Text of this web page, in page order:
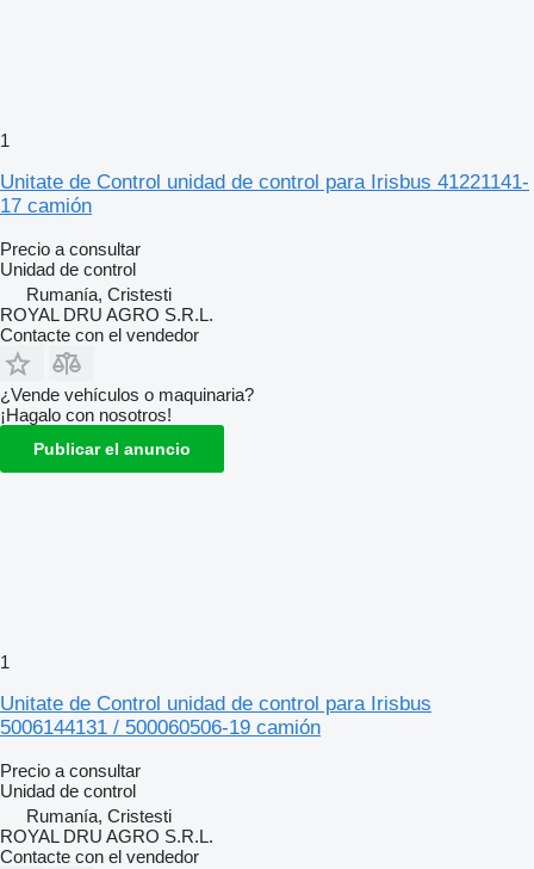
1
Unitate de Control unidad de control para Irisbus 41221141-
17 camión
Precio a consultar
Unidad de control
Rumanía, Cristesti
ROYAL DRU AGRO S.R.L.
Contacte con el vendedor
¿Vende vehículos o maquinaria?
¡Hagalo con nosotros!
Publicar el anuncio
1
Unitate de Control unidad de control para Irisbus
5006144131 / 500060506-19 camión
Precio a consultar
Unidad de control
Rumanía, Cristesti
ROYAL DRU AGRO S.R.L.
Contacte con el vendedor